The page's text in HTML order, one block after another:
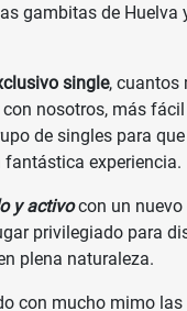
gambitas de Huelva
single, cuantos
nosotros, más
de singles para que
experiencia.
y activo con un nuevo
privilegiado para
plena naturaleza.
con mucho mimo las